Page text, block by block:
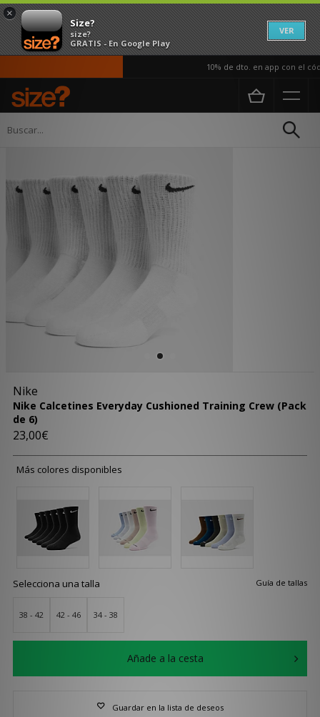
×
Size?
size?
GRATIS - En Google Play
VER
10% de dto. en app con el
Página principal
Nike
Nike Calcetines Everyday Cushioned Training Crew (Pack
de 6)
23,00€
Más colores disponibles
Guía de tallas
Selecciona una talla
38 - 42 42 - 46 34 - 38
Añade a la cesta
Guardar en la lista de deseos